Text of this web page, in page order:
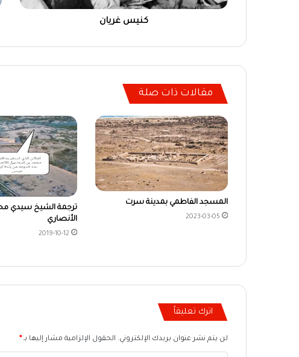
كنيس غريان
مقالات ذات صلة
المسجد الفاطمي بمدينة سرت
2023-03-05
ترجمة الشيخ سيدي
الأنصاري
2019-10-12
اترك تعليقاً
لن يتم نشر عنوان بريدك الإلكتروني. الحقول الإلزامية مشار إليها بـ *